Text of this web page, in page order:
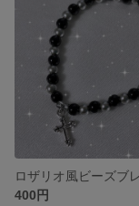
400円